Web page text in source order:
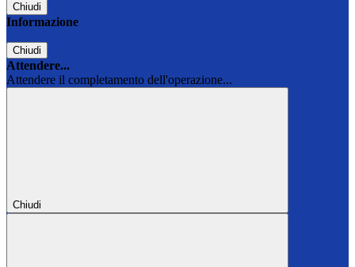
Chiudi
Informazione
Chiudi
Attendere...
Attendere il completamento dell'operazione...
Chiudi